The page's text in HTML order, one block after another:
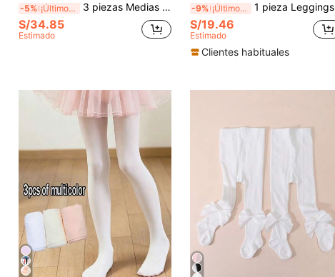
-5% ¡Últimos 3 días 3 piezas Medias de uso diario para niños, blancas con rayas simples y versátiles
S/34.85
Estimado
-9% ¡Últimos 3 días 1 pieza Leggings elásticos de unicolor de terciopelo suave para niños, mallas cálidas para baile, otoño/invierno
S/19.46
Estimado
Clientes habituales